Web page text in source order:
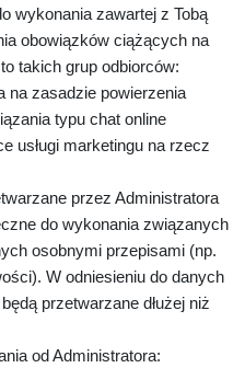
wykonania zawartej z Tobą
obowiązków ciążących na
takich grup odbiorców:
na zasadzie powierzenia
typu chat online
usługi marketingu na rzecz
przez Administratora
do wykonania związanych
osobnymi przepisami (np.
W odniesieniu do danych
przetwarzane dłużej niż
od Administratora: